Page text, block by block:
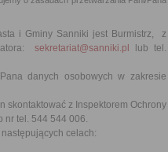
i Gminy Sanniki jest Burmistrz, z
sekretariat@sanniki.pl
lub tel.
danych osobowych w zakresie
skontaktować z Inspektorem Ochrony
nr tel. 544 544 006.
celach: